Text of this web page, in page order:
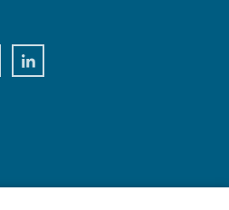
Instagram